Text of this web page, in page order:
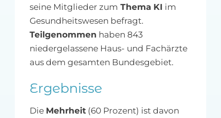
seine Mitglieder zum Thema KI im
Gesundheitswesen befragt.
Teilgenommen haben 843
niedergelassene Haus- und Fachärzte
aus dem gesamten Bundesgebiet.
Ergebnisse
Die Mehrheit(60 Prozent) ist davon